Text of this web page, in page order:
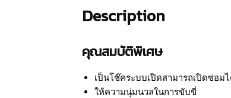
Description
คุณสมบัติพิเศษ
เป็นโช๊คระบบเปิดสามารถเปิดซ่อม
ให้ความนุ่มนวลในการขับขี่